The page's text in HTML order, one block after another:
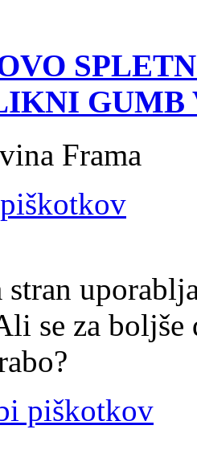
GUMB
Frama
stran
se za
piškotkov